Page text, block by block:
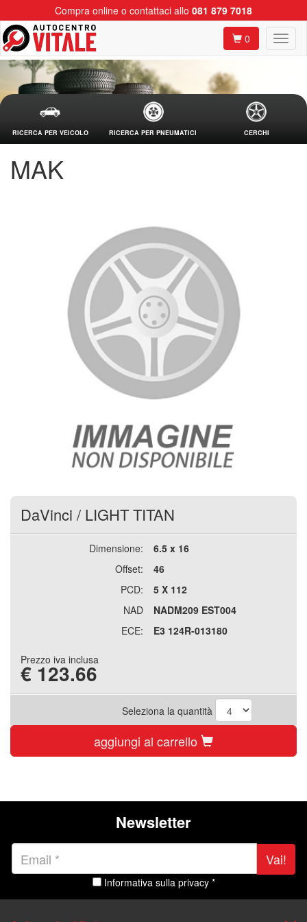
Compra online o contattaci allo 081 879 7018
0
RICERCA PER VEICOLO RICERCA PER PNEUMATICI CERCHI
MAK
DaVinci / LIGHT TITAN
Dimensione:
6.5 x 16
Offset:
46
PCD:
5 X 112
NAD
NADM209 EST004
ECE:
E3 124R-013180
Prezzo iva inclusa
€ 123.66
Seleziona la quantità
aggiungi al carrello
Newsletter
Vai!
Informativa sulla privacy *